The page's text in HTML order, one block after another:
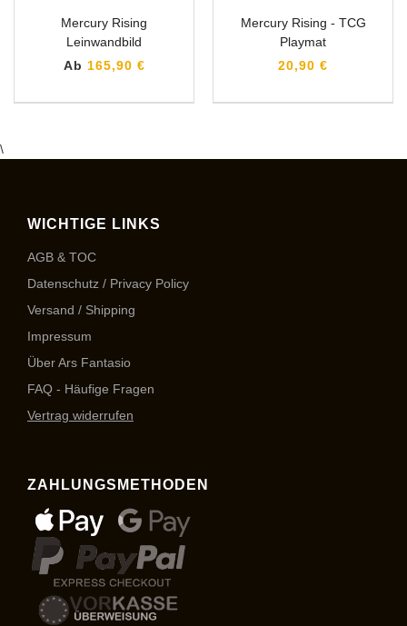
Mercury Rising
Leinwandbild
Ab 165,90 €
Mercury Rising - TCG
Playmat
20,90 €
\
WICHTIGE LINKS
AGB & TOC
Datenschutz / Privacy Policy
Versand / Shipping
Impressum
Über Ars Fantasio
FAQ - Häufige Fragen
Vertrag widerrufen
ZAHLUNGSMETHODEN